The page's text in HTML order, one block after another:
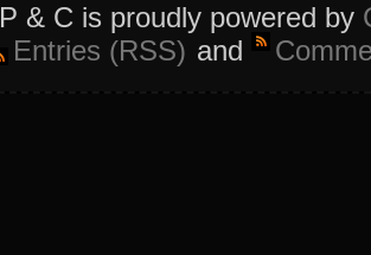
P & C is proudly powered by
Entries (RSS) and